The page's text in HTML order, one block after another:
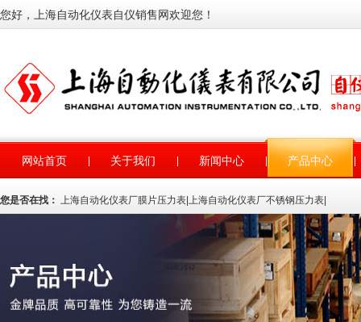
您好，上海自动化仪表自仪销售网欢迎您！
网站首页 关于我们 新闻中心 产品中心
您是否在找： 上海自动化仪表厂膜片压力表 上海自动化仪表厂不锈钢压力表